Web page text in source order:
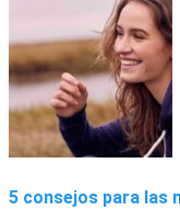
5 consejos para las